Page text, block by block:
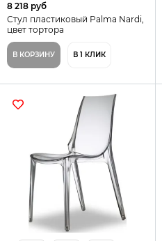
8 218 руб
Стул пластиковый Palma Nardi,
цвет тортора
В КОРЗИНУ В 1 КЛИК